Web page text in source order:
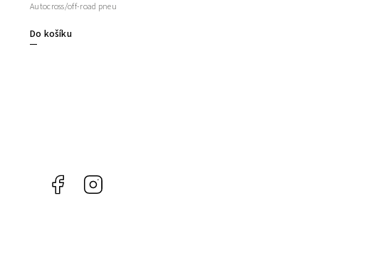
Do košíku
Autocross/off-road pneu
Facebook